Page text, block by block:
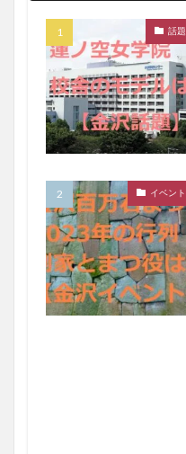
話題
イベント